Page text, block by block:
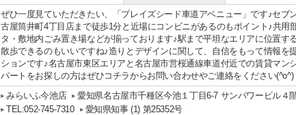
ぜひ一度見ていただきたい、「プレイズシード車道アベニュー」です♪セブ
古屋筒井町4丁目店まで徒歩1分と近場にコンビニがあるのもポイント♪共用
タ・敷地内ごみ置き場などが揃っております♪駅まで平坦なエリアに位置す
散歩できるのもいいですね♪造りとデザインに関して、自信をもって情報を
ションです♪名古屋市東区エリアと名古屋市営桜通線車道付近での賃貸マン
パートをお探しの方はぜひコチラからお問い合わせやご連絡をください(^o^)
みらいふ今池店
愛知県名古屋市千種区今池１丁目6-7 サンパワービル４
TEL:052-745-7310
愛知県知事 (1) 第25352号